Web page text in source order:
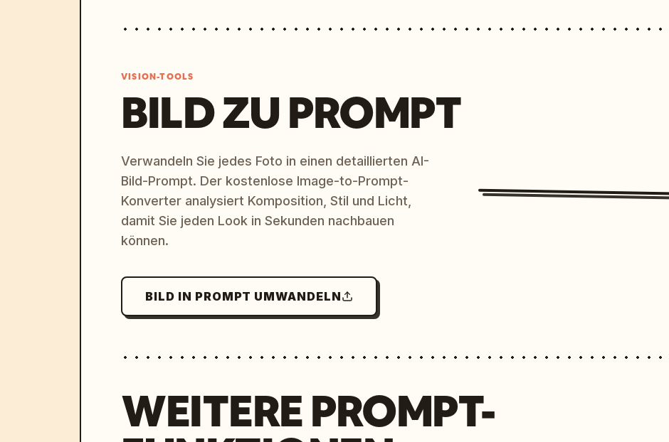
VISION-TOOLS
BILD ZU PROMPT
Verwandeln Sie jedes Foto in einen detaillierten AI-
Bild-Prompt. Der kostenlose Image-to-Prompt-
Konverter analysiert Komposition, Stil und Licht,
damit Sie jeden Look in Sekunden nachbauen
können.
BILD IN PROMPT UMWANDELN
WEITERE PROMPT-